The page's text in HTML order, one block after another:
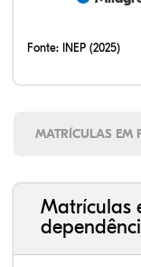
Fonte: INEP (2025)
MATRÍCULAS EM
Matrículas